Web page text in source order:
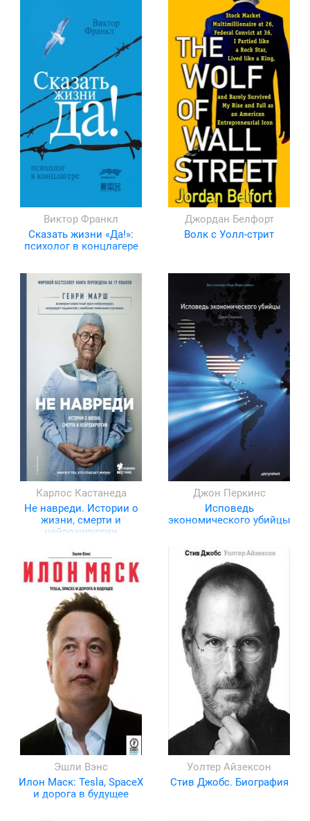
Виктор Франкл
Сказать жизни «Да!»:
психолог в концлагере
Джордан Белфорт
Волк с Уолл-стрит
Карлос Кастанеда
Не навреди. Истории о
жизни, смерти и
нейрохирургии
Джон Перкинс
Исповедь
экономического убийцы
Эшли Вэнс
Илон Маск: Tesla, SpaceX
и дорога в будущее
Уолтер Айзексон
Стив Джобс. Биография